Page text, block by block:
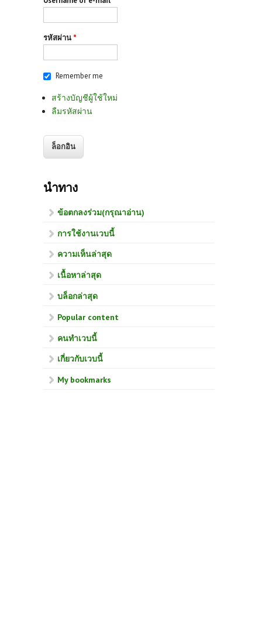
รหัสผ่าน *
Remember me
สร้างบัญชีผู้ใช้ใหม่
ลืมรหัสผ่าน
นำทาง
ข้อตกลงร่วม(กรุณาอ่าน)
การใช้งานเวบนี้
ความเห็นล่าสุด
เนื้อหาล่าสุด
บล็อกล่าสุด
Popular content
คนทำเวบนี้
เกี่ยวกับเวบนี้
My bookmarks